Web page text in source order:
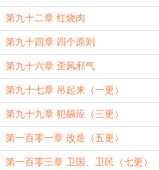
第九十二章 红烧肉
第九十四章 四个原则
第九十六章 歪风邪气
第九十七章 吊起来（一更）
第九十九章 犯膈应（三更）
第一百零一章 改造（五更）
第一百零三章 卫国、卫民（七更）